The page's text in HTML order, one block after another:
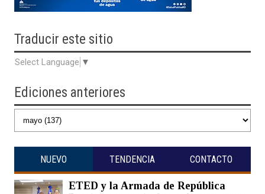
Traducir este sitio
Select Language ▼
Ediciones anteriores
NUEVO TENDENCIA CONTACTO
ETED y la Armada de República